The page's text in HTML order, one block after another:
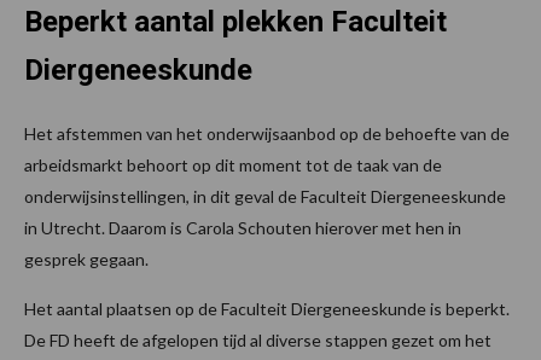
Beperkt aantal plekken Faculteit
Diergeneeskunde
Het afstemmen van het onderwijsaanbod op de behoefte van de
arbeidsmarkt behoort op dit moment tot de taak van de
onderwijsinstellingen, in dit geval de Faculteit Diergeneeskunde
in Utrecht. Daarom is Carola Schouten hierover met hen in
gesprek gegaan.
Het aantal plaatsen op de Faculteit Diergeneeskunde is beperkt.
De FD heeft de afgelopen tijd al diverse stappen gezet om het